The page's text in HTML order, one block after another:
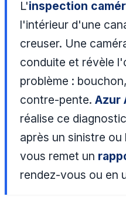
L'inspection
l'intérieur d'une
creuser. Une
conduite et révèle
problème :
contre-pente.Azur
réalise ce
après un sinistre
vous remet un
rendez-vous ou en